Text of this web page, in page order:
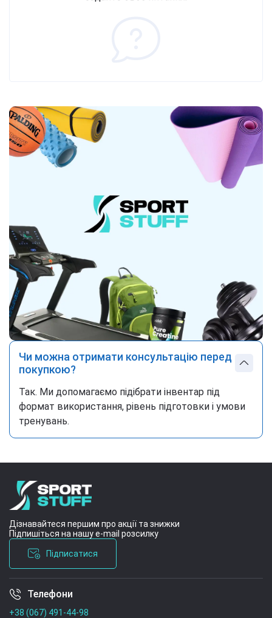
Чи можна отримати консультацію перед
покупкою?
Так. Ми допомагаємо підібрати інвентар під
формат використання, рівень підготовки і умови
тренувань.
Дізнавайтеся першим про акції та знижки
Підпишіться на нашу e-mail розсилку
Підписатися
Умови угоди
Телефони
+38 (067) 491-44-98